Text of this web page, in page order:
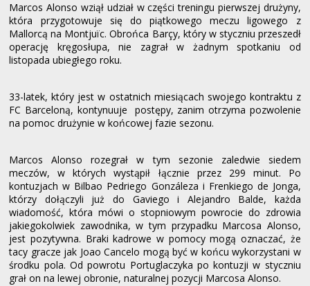
Marcos Alonso wziął udział w części treningu pierwszej drużyny,
która przygotowuje się do piątkowego meczu ligowego z
Mallorcą na Montjuïc. Obrońca Barçy, który w styczniu przeszedł
operację kręgosłupa, nie zagrał w żadnym spotkaniu od
listopada ubiegłego roku.
33-latek, który jest w ostatnich miesiącach swojego kontraktu z
FC Barceloną, kontynuuje postępy, zanim otrzyma pozwolenie
na pomoc drużynie w końcowej fazie sezonu.
Marcos Alonso rozegrał w tym sezonie zaledwie siedem
meczów, w których wystąpił łącznie przez 299 minut. Po
kontuzjach w Bilbao Pedriego Gonzáleza i Frenkiego de Jonga,
którzy dołączyli już do Gaviego i Alejandro Balde, każda
wiadomość, która mówi o stopniowym powrocie do zdrowia
jakiegokolwiek zawodnika, w tym przypadku Marcosa Alonso,
jest pozytywna. Braki kadrowe w pomocy mogą oznaczać, że
tacy gracze jak Joao Cancelo mogą być w końcu wykorzystani w
środku pola. Od powrotu Portuglaczyka po kontuzji w styczniu
grał on na lewej obronie, naturalnej pozycji Marcosa Alonso.